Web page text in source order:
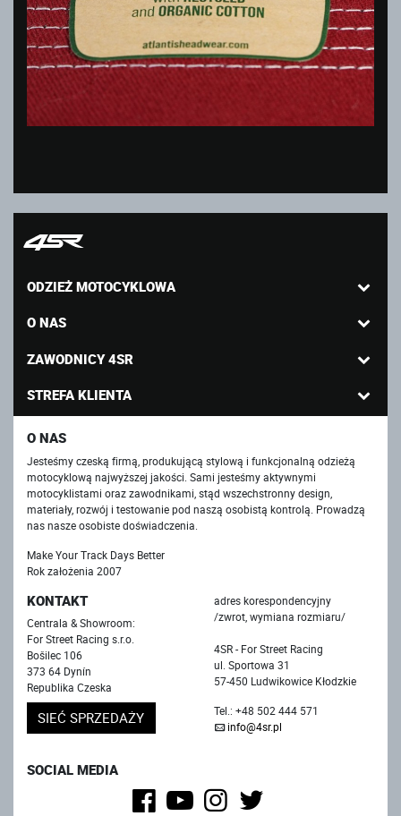
ODZIEŻ MOTOCYKLOWA
O NAS
ZAWODNICY 4SR
STREFA KLIENTA
O NAS
Jesteśmy czeską firmą, produkującą stylową i funkcjonalną odzieżą
motocyklową najwyższej jakości. Sami jesteśmy aktywnymi
motocyklistami oraz zawodnikami, stąd wszechstronny design,
materiały, rozwój i testowanie pod naszą osobistą kontrolą. Prowadzą
nas nasze osobiste doświadczenia.
Make Your Track Days Better
Rok założenia 2007
KONTAKT
Centrala & Showroom:
For Street Racing s.r.o.
Bošilec 106
373 64 Dynín
Republika Czeska
SIEĆ SPRZEDAŻY
adres korespondencyjny
/zwrot, wymiana rozmiaru/
4SR - For Street Racing
ul. Sportowa 31
57-450 Ludwikowice Kłodzkie
Tel.: +48 502 444 571
info@4sr.pl
SOCIAL MEDIA